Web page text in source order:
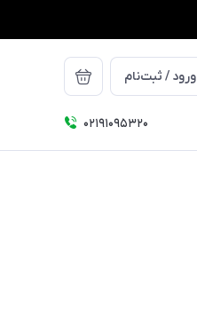
ورود / ثبت‌نام
۰۲۱91095320